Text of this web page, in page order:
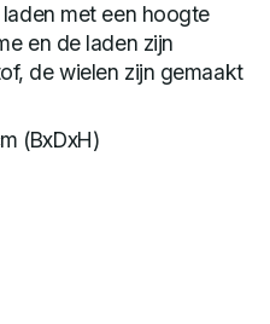
met een hoogte
en de laden zijn
de wielen zijn gemaakt
(BxDxH)